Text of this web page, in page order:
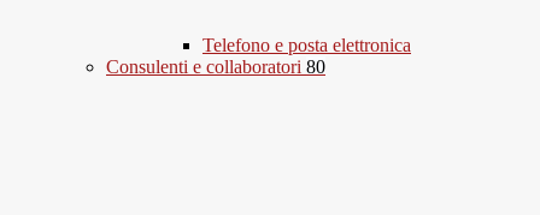
Telefono e posta elettronica
Consulenti e collaboratori 80